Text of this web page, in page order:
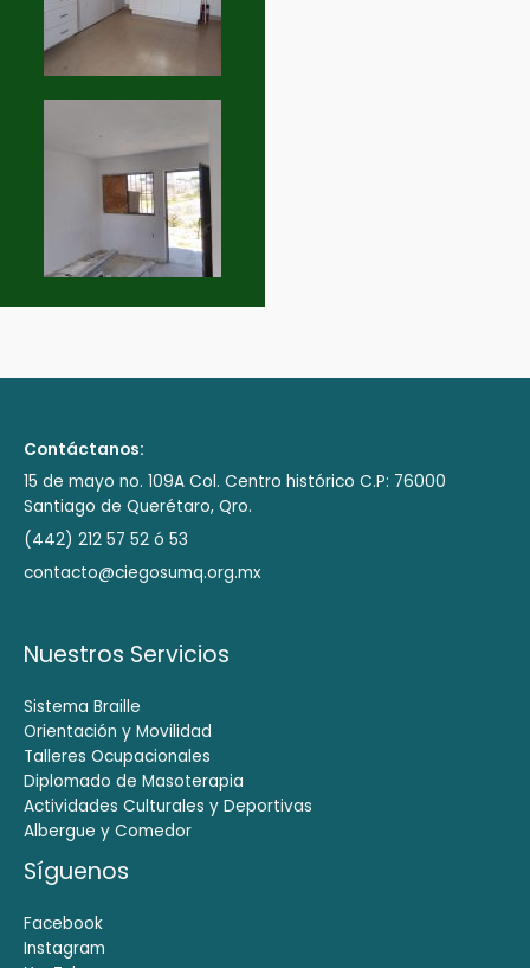
Contáctanos:
15 de mayo no. 109A Col. Centro histórico C.P: 76000
Santiago de Querétaro, Qro.
(442) 212 57 52 ó 53
contacto@ciegosumq.org.mx
Nuestros Servicios
Sistema Braille
Orientación y Movilidad
Talleres Ocupacionales
Diplomado de Masoterapia
Actividades Culturales y Deportivas
Albergue y Comedor
Síguenos
Facebook
Instagram